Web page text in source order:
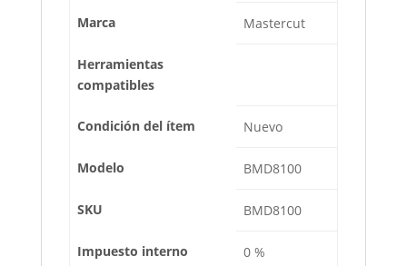
Marca Mastercut
Herramientas
compatibles
Condición del ítem Nuevo
Modelo BMD8100
SKU BMD8100
Impuesto interno 0 %